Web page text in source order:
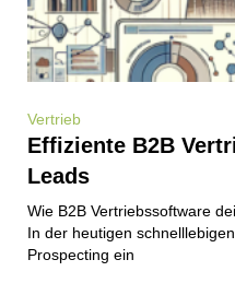
Vertrieb
Effiziente B2B
Leads
Wie B2B Vertriebssoftware
In der heutigen
Prospecting ein